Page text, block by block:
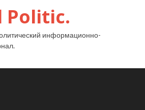
Politic.
информационно-